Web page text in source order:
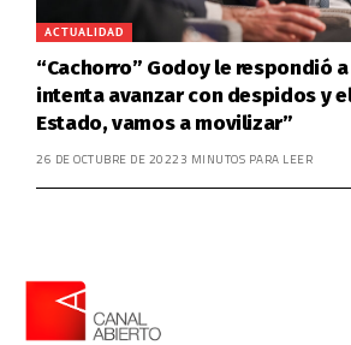
ACTUALIDAD
“Cachorro” Godoy le respondió
intenta avanzar con despidos y
Estado, vamos a movilizar”
26 DE OCTUBRE DE 2022 3 MINUTOS PARA LEER